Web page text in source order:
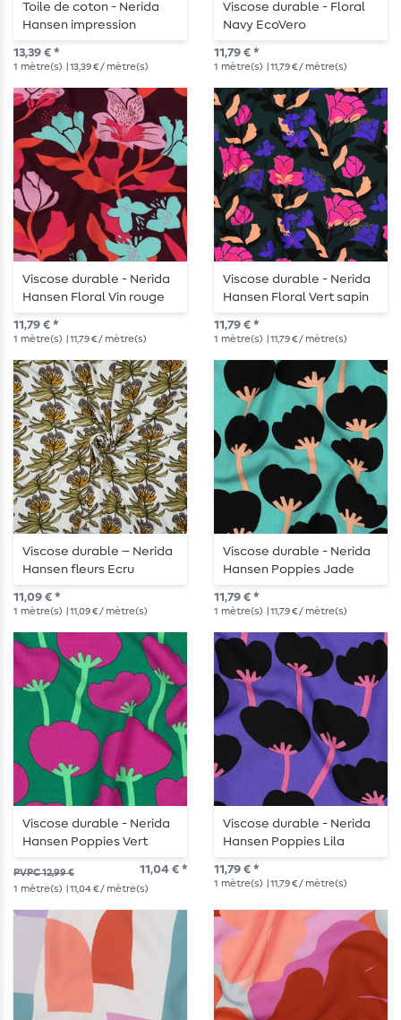
Toile de coton - Nerida
Hansen impression
numérique vases de
fleurs roses
13,39 € *
1 mètre(s) | 13,39 € / mètre(s)
Viscose durable - Floral
Navy EcoVero
11,79 € *
1 mètre(s) | 11,79 € / mètre(s)
Viscose durable - Nerida
Hansen Floral Vin rouge
EcoVero
11,79 € *
1 mètre(s) | 11,79 € / mètre(s)
Viscose durable - Nerida
Hansen Floral Vert sapin
EcoVero
11,79 € *
1 mètre(s) | 11,79 € / mètre(s)
Viscose durable – Nerida
Hansen fleurs Ecru
EcoVero
11,09 € *
1 mètre(s) | 11,09 € / mètre(s)
Viscose durable - Nerida
Hansen Poppies Jade
EcoVero
11,79 € *
1 mètre(s) | 11,79 € / mètre(s)
Viscose durable - Nerida
Hansen Poppies Vert
EcoVero
PVPC 12,99 € 11,04 € *
1 mètre(s) | 11,04 € / mètre(s)
Viscose durable - Nerida
Hansen Poppies Lila
EcoVero
11,79 € *
1 mètre(s) | 11,79 € / mètre(s)